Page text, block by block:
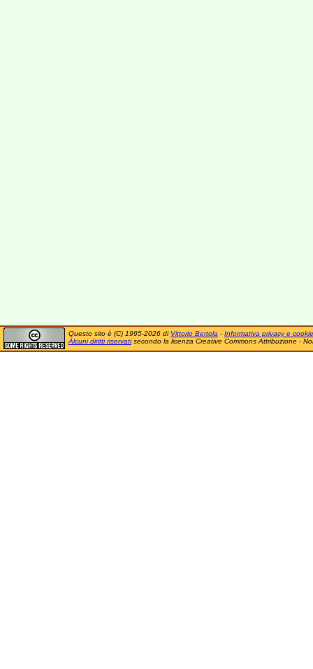
Questo sito è (C) 1995-2026 di Vittorio Bertola - Informativa privacy e cookie
Alcuni diritti riservatisecondo la licenza Creative Commons Attribuzione -